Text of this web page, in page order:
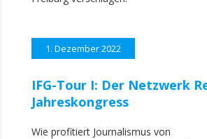
1. Dezember 2022
IFG-Tour I: Der Netzwerk
Jahreskongress
Wie profitiert Journalismus von